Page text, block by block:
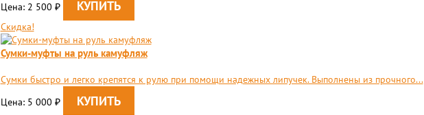
Цена: 2 500 ₽
Скидка!
Сумки-муфты на руль камуфляж
Сумки быстро и легко крепятся к рулю при помощи надежных липучек. Выполнены из прочного...
Цена: 5 000 ₽